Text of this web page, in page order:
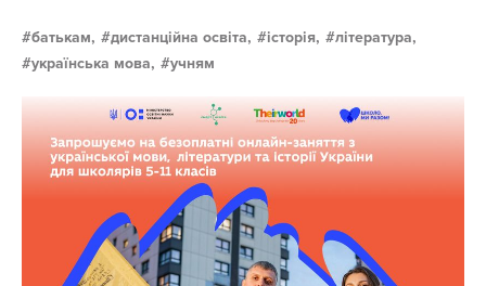
батькам, дистанційна освіта, історія,
література,
українська мова,
учням